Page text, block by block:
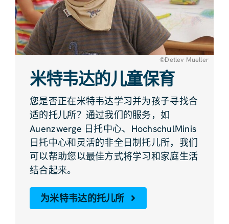
©Detlev Mueller
米特韦达的儿童保育
您是否正在米特韦达学习并为孩子寻找合
适的托儿所？通过我们的服务，如
Auenzwerge 日托中心、HochschulMinis
日托中心和灵活的非全日制托儿所，我们
可以帮助您以最佳方式将学习和家庭生活
结合起来。
为米特韦达的托儿所